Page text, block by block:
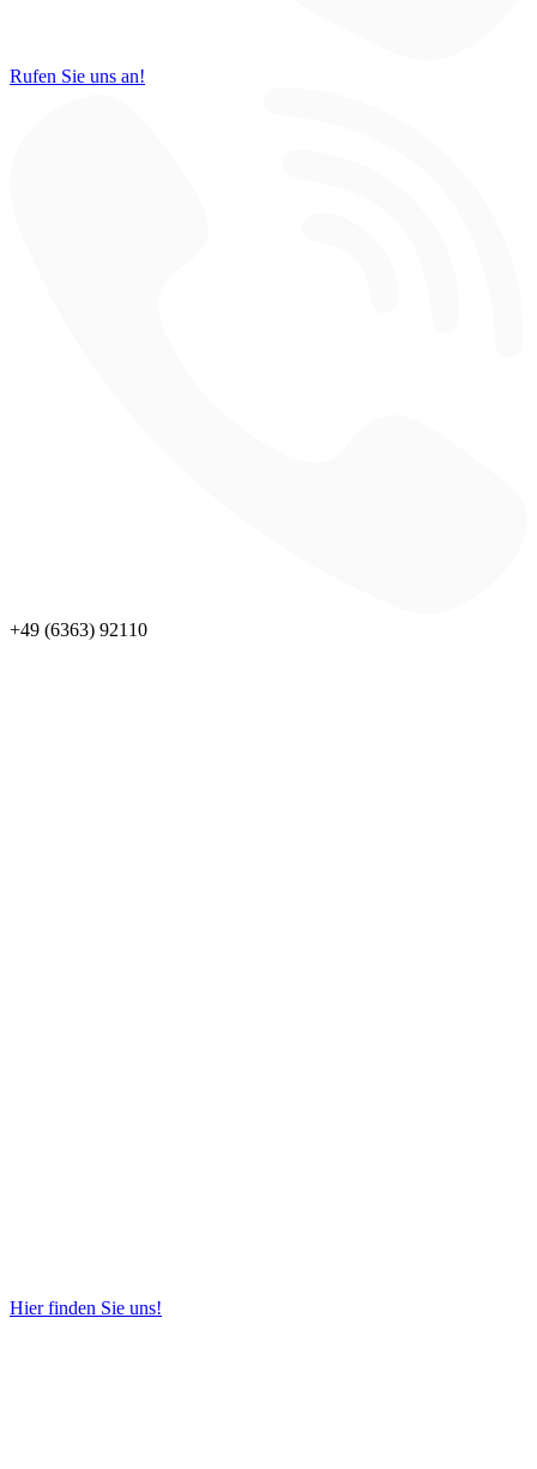
Rufen Sie uns an!
+49 (6363) 92110
Hier finden Sie uns!